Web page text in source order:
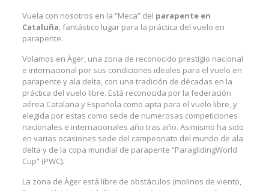
Vuela con nosotros en la “Meca” del parapente en
Cataluña, fantástico lugar para la práctica del vuelo en
parapente.
Volamos en Àger, una zona de reconocido prestigio nacional
e internacional por sus condiciones ideales para el vuelo en
parapente y ala delta, con una tradición de décadas en la
práctica del vuelo libre. Está reconocida por la federación
aérea Catalana y Española como apta para el vuelo libre, y
elegida por estas como sede de numerosas competiciones
nacionales e internacionales año tras año. Asimismo ha sido
en varias ocasiones sede del campeonato del mundo de ala
delta y de la copa mundial de parapente “ParaglidingWorld
Cup” (PWC).
La zona de Àger está libre de obstáculos (molinos de viento,